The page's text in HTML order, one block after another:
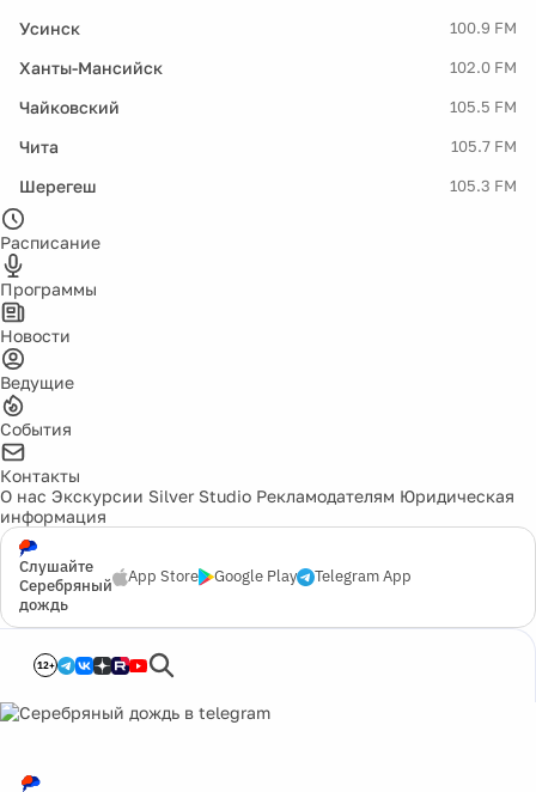
Усинск 100.9 FM
Ханты-Мансийск 102.0 FM
Чайковский 105.5 FM
Чита 105.7 FM
Шерегеш 105.3 FM
Расписание
Программы
Новости
Ведущие
События
Контакты
О нас Экскурсии Silver Studio Рекламодателям Юридическая
информация
Слушайте
Серебряный
дождь
App Store Google Play Telegram App
12+